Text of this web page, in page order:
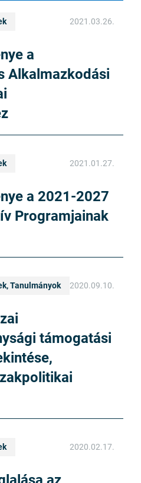
2021.03.26.
a
Alkalmazkodási
2021.01.27.
a 2021-2027
Programjainak
Tanulmányok 2020.09.10.
támogatási
2020.02.17.